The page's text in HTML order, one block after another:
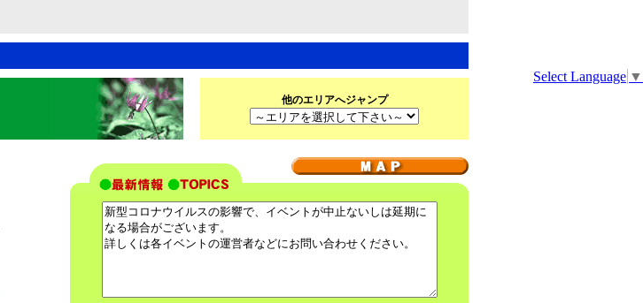
Select Language ▼
他のエリアへジャンプ